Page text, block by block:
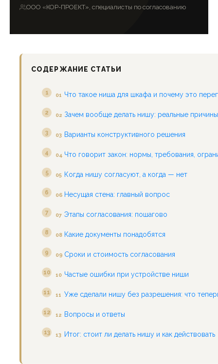
ООО «КОР-ПРОЕКТ», специалисты по согласованию
СОДЕРЖАНИЕ СТАТЬИ
01 Что такое ниша для шкафа и почему это
02 Зачем вообще делать нишу: реальные причины
03 Варианты конструктивного решения
04 Что говорит закон: нормы, требования,
05 Когда нишу согласуют, а когда — нет
06 Несущая стена: главный вопрос
07 Этапы согласования: пошагово
08 Какие документы понадобятся
09 Сроки и стоимость согласования
10 Частые ошибки при устройстве ниши
11 Уже сделали нишу без разрешения: что
12 Вопросы и ответы
13 Итог: стоит ли делать нишу и как действовать